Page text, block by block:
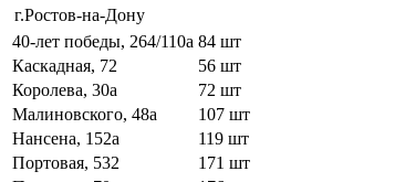
г.Ростов-на-Дону
40-лет победы, 264/110а 84 шт
Каскадная, 72
56 шт
Королева, 30а
72 шт
Малиновского, 48а
107 шт
Нансена, 152а
119 шт
Портовая, 532
171 шт